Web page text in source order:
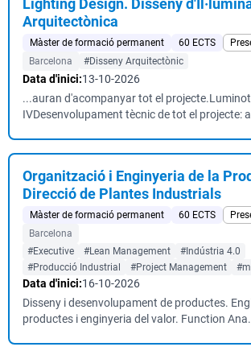
Lighting Design. Disseny
Arquitectònica
Màster de formació permanent 60 ECTS
Barcelona
#Disseny Arquitectònic
Data d'inici:13-10-2026
...auran d'acompanyar tot el
IVDesenvolupament tècnic de tot el projecte:
Organització i Enginyeria de la
Direcció de Plantes Industrials
Màster de formació permanent 60 ECTS
Barcelona
#Executive
#Lean Management
#Indústria 4.0
#Producció Industrial
#Project Management
Data d'inici:16-10-2026
Disseny i desenvolupament de productes.
productes i enginyeria del valor. Function